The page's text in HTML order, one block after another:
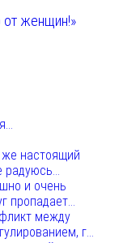
женщин!»
же настоящий
радуюсь...
и очень
пропадает...
между
г...